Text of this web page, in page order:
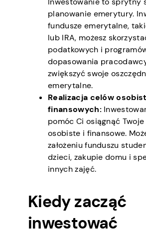
planowanie emerytury.
fundusze emerytalne,
lub IRA, możesz
podatkowych i
dopasowania
zwiększyć swoje
emerytalne.
Realizacja celów
finansowych:
pomóc Ci osiągnąć
osobiste i finansowe.
założeniu funduszu
dzieci, zakupie domu i
innych zajęć.
Kiedy zacząć
inwestować